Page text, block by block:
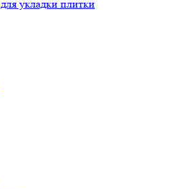
укладки плитки